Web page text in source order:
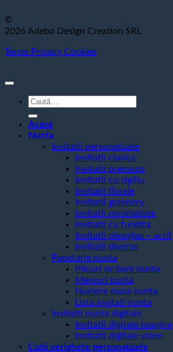
©
2026 Adebo Design Creation SRL
Terms Privacy Cookies
Caută
după:
Acasa
Nunta
Invitatii personalizate
Invitatii clasice
Invitatii premium
Invitatii cu sigiliu
Invitatii florale
Invitatii greenery
Invitatii minimaliste
Invitatii cu fundita
Invitatii plexiglas – acril
Invitatii diverse
Papetarie nunta
Plicuri de bani nunta
Meniuri nunta
Numere masa nunta
Lista invitati nunta
Invitatii nunta digitale
Invitatii digitale imagine
Invitatii digitale video
Cutii verighete personalizate